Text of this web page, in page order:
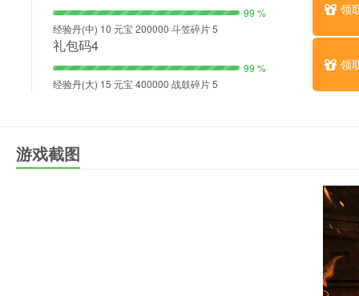
99 %
经验丹(中) 10 元宝 200000 斗笠碎片 5
领
礼包码4
99 %
经验丹(大) 15 元宝 400000 战鼓碎片 5
领
游戏截图